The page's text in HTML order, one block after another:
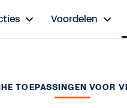
Voordelen
TOEPASSINGEN VOOR